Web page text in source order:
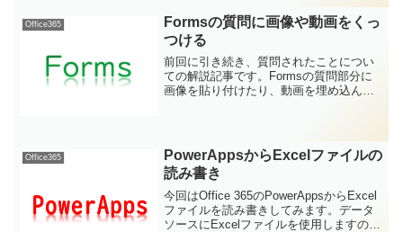
Office365
Formsの質問に画像や動画をくっ
つける
前回に引き続き、質問されたことについ
ての解説記事です。Formsの質問部分に
画像を貼り付けたり、動画を埋め込んだ
Office365
PowerAppsからExcelファイルの
読み書き
今回はOffice 365のPowerAppsからExcel
ファイルを読み書きしてみます。データ
ソースにExcelファイルを使用しますの